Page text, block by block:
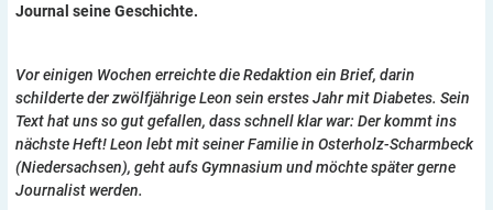
Journal seine Geschichte.
Vor einigen Wochen erreichte die Redaktion ein Brief, darin
schilderte der zwölfjährige Leon sein erstes Jahr mit Diabetes. Sein
Text hat uns so gut gefallen, dass schnell klar war: Der kommt ins
nächste Heft! Leon lebt mit seiner Familie in Osterholz-Scharmbeck
(Niedersachsen), geht aufs Gymnasium und möchte später gerne
Journalist werden.